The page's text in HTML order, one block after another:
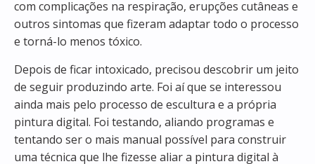
com complicações na respiração, erupções cutâneas e
outros sintomas que fizeram adaptar todo o processo
e torná-lo menos tóxico.
Depois de ficar intoxicado, precisou descobrir um jeito
de seguir produzindo arte. Foi aí que se interessou
ainda mais pelo processo de escultura e a própria
pintura digital. Foi testando, aliando programas e
tentando ser o mais manual possível para construir
uma técnica que lhe fizesse aliar a pintura digital à